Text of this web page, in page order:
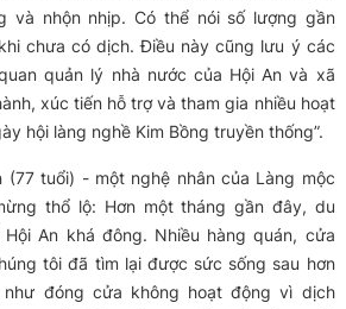
và nhộn nhịp. Có thể nói số lượng gần
chưa có dịch. Điều này cũng lưu ý các
quản lý nhà nước của Hội An và xã
xúc tiến hỗ trợ và tham gia nhiều hoạt
hội làng nghề Kim Bồng truyền thống”.
(77 tuổi) - một nghệ nhân của Làng mộc
thổ lộ: Hơn một tháng gần đây, du
An khá đông. Nhiều hàng quán, cửa
tôi đã tìm lại được sức sống sau hơn
đóng cửa không hoạt động vì dịch